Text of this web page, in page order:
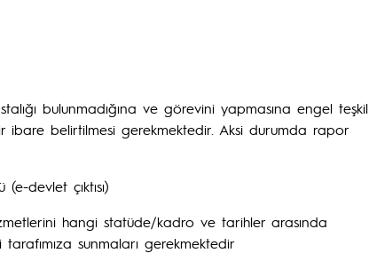
bulunmadığına ve görevini yapmasına engel teşkil
ibare belirtilmesi gerekmektedir. Aksi durumda rapor
devlet çıktısı)
hangi statüde/kadro ve tarihler arasında
sunmaları gerekmektedir